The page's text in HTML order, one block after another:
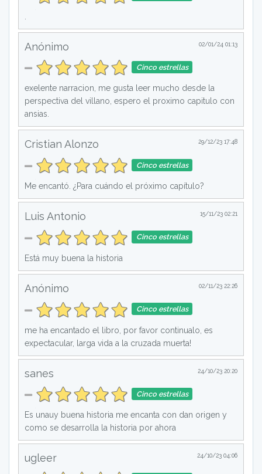
02/01/24 01:13
Anónimo
Cinco estrellas
exelente narracion, me gusta leer mucho desde la
perspectiva del villano, espero el proximo capitulo con
ansias.
29/12/23 17:48
Cristian Alonzo
Cinco estrellas
Me encantó. ¿Para cuándo el próximo capítulo?
15/11/23 02:21
Luis Antonio
Cinco estrellas
Está muy buena la historia
02/11/23 22:26
Anónimo
Cinco estrellas
me ha encantado el libro, por favor continualo, es
expectacular, larga vida a la cruzada muerta!
24/10/23 20:20
sanes
Cinco estrellas
Es unauy buena historia me encanta con dan origen y
como se desarrolla la historia por ahora
24/10/23 04:06
ugleer